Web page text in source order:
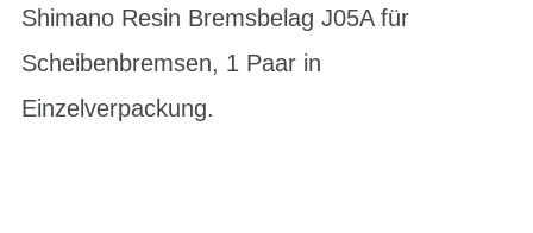
Shimano Resin Bremsbelag J05A für
Scheibenbremsen, 1 Paar in
Einzelverpackung.